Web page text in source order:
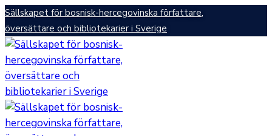
Sällskapet för bosnisk-hercegovinska författare,
översättare och bibliotekarier i Sverige